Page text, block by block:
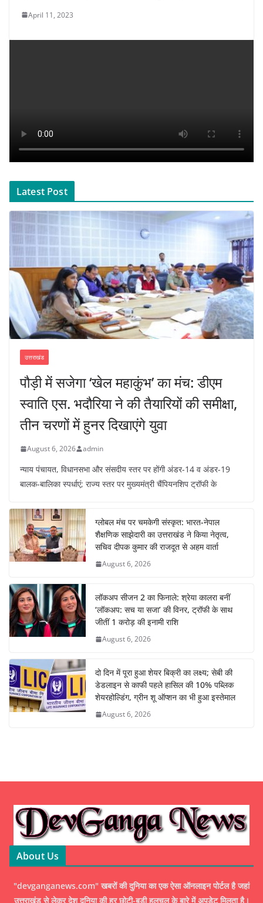
April 11, 2023
Latest Post
उत्तराखंड
पौड़ी में सजेगा ‘खेल महाकुंभ’ का मंच: डीएम
स्वाति एस. भदौरिया ने की तैयारियों की समीक्षा,
तीन चरणों में हुनर दिखाएंगे युवा
August 6, 2026 admin
न्याय पंचायत, विधानसभा और संसदीय स्तर पर होंगी अंडर-14 व अंडर-19
बालक-बालिका स्पर्धाएं; राज्य स्तर पर मुख्यमंत्री चैंपियनशिप ट्रॉफी के
ग्लोबल मंच पर चमकेगी संस्कृत: भारत-नेपाल
शैक्षणिक साझेदारी का उत्तराखंड ने किया नेतृत्व,
सचिव दीपक कुमार की राजदूत से अहम वार्ता
August 6, 2026
लॉकअप सीजन 2 का फिनाले: श्रेया कालरा बनीं
‘लॉकअप: सच या सजा’ की विनर, ट्रॉफी के साथ
जीतीं 1 करोड़ की इनामी राशि
August 6, 2026
दो दिन में पूरा हुआ शेयर बिक्री का लक्ष्य; सेबी की
डेडलाइन से काफी पहले हासिल की 10% पब्लिक
शेयरहोल्डिंग, ग्रीन शू ऑप्शन का भी हुआ इस्तेमाल
August 6, 2026
About Us
"devganganews.com" खबरों की दुनिया का एक ऐसा ऑनलाइन पोर्टल है जहां
उत्तराखंड से लेकर देश दुनिया की हर छोटी-बड़ी हलचल के बारे में अपडेट मिलता है।